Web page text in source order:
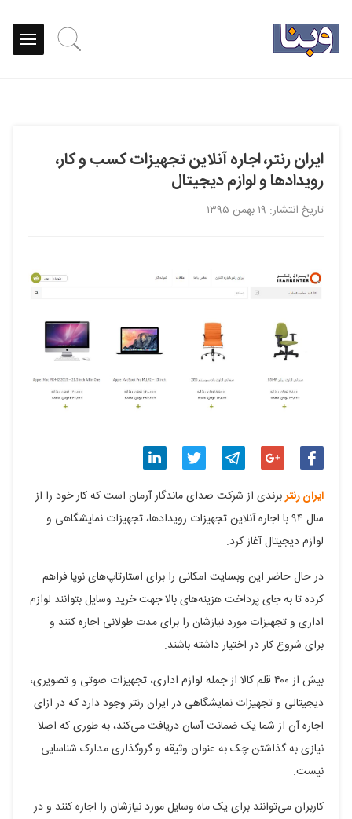
ایران رنتر، اجاره آنلاین تجهیزات کسب و کار،
رویدادها و لوازم دیجیتال
تاریخ انتشار: ۱۹ بهمن ۱۳۹۵
گذاری
در
فیسبوک
گذاری
در
گوگل
پلاس
گذاری
در
تلگرام
گذاری
توییتر
اشتراک
گذاری
لینکدین
ایران رنتربرندی از شرکت صدای ماندگار آرمان است که کار خود را از
سال ۹۴ با اجاره آنلاین تجهیزات رویدادها، تجهیزات نمایشگاهی و
لوازم دیجیتال آغاز کرد.
در حال حاضر این وبسایت امکانی را برای استارتاپ‌های نوپا فراهم
کرده تا به جای پرداخت هزینه‌های بالا جهت خرید وسایل بتوانند لوازم
اداری و تجهیزات مورد نیازشان را برای مدت طولانی اجاره کنند و
برای شروع کار در اختیار داشته باشند.
بیش از ۴۰۰ قلم کالا از جمله لوازم اداری، تجهیزات صوتی و تصویری،
دیجیتالی و تجهیزات نمایشگاهی در ایران رنتر وجود دارد که در ازای
اجاره آن از شما یک ضمانت آسان دریافت می‌کند، به طوری که اصلا
نیازی به گذاشتن چک به عنوان وثیقه و گروگذاری مدارک شناسایی
نیست.
کاربران می‌توانند برای یک ماه وسایل مورد نیازشان را اجاره کنند و در